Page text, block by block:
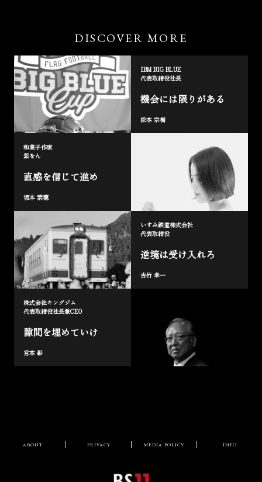
DISCOVER MORE
IBM BIG BLUE
代表取締役社長
機会には限りがある
松本 宗樹
和菓子作家
紫をん
直感を信じて進め
坂本 紫穗
いすみ鉄道株式会社
代表取締役
逆境は受け入れろ
古竹 孝一
株式会社キングジム
代表取締役社長兼CEO
隙間を埋めていけ
宮本 彰
ABOUT PRIVACY MEDIA POLICY INFO